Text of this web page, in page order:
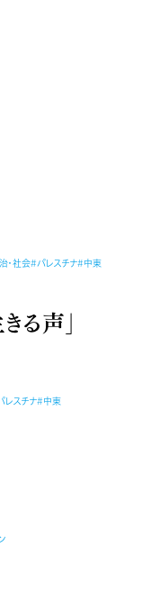
・社会#パレスチナ#中東
る声」
レスチナ#中東